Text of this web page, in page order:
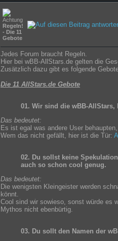
Regeln!
- Die 11
Gebote
Jedes Forum braucht Regeln.
Hier bei wBB-AllStars.de gelten die
Zusätzlich dazu gibt es folgende
Die 11 AllStars.de Gebote
01. Wir sind die wBB-AllStars,
Das bedeutet:
Es ist egal was andere User
Wem das nicht gefällt, hier ist die Tür:
02. Du sollst keine
auch so schon cool genug.
Das bedeutet:
Die wenigsten Kleingeister werden
könnt.
Cool sind wir sowieso, sonst würde es
Mythos nicht ebenbürtig.
03. Du sollt den Namen der